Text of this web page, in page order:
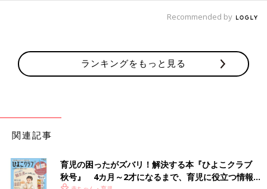
Recommended by
ランキングをもっと見る
関連記事
育児の困ったがズバリ！解決する本『ひよこクラブ
秋号』 4カ月～2才になるまで、育児に役立つ情報が